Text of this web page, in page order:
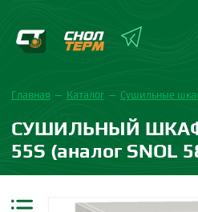
Главная Каталог Сушильные шкафы
СУШИЛЬНЫЙ ШКАФ
55S (аналог SNOL